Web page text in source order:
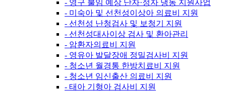
- 영구 불임 예상 난자·정자 냉동 지원사업
- 미숙아 및 선천성이상아 의료비 지원
- 선천성 난청검사 및 보청기 지원
- 선천성대사이상 검사 및 환아관리
- 암환자의료비 지원
- 영유아 발달장애 정밀검사비 지원
- 청소년 월경통 한방치료비 지원
- 청소년 임신출산 의료비 지원
- 태아 기형아 검사비 지원